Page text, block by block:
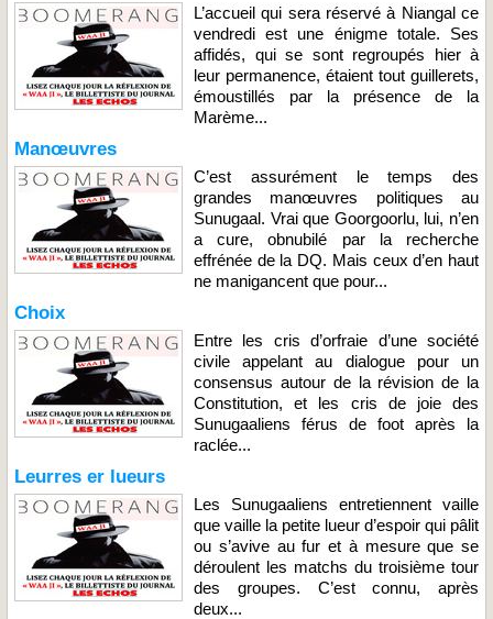
L’accueil qui sera réservé à Niangal ce
vendredi est une énigme totale. Ses
affidés, qui se sont regroupés hier à
leur permanence, étaient tout guillerets,
émoustillés par la présence de la
Marème...
Manœuvres
C’est assurément le temps des
grandes manœuvres politiques au
Sunugaal. Vrai que Goorgoorlu, lui, n’en
a cure, obnubilé par la recherche
effrénée de la DQ. Mais ceux d’en haut
ne manigancent que pour...
Choix
Entre les cris d’orfraie d’une société
civile appelant au dialogue pour un
consensus autour de la révision de la
Constitution, et les cris de joie des
Sunugaaliens férus de foot après la
raclée...
Leurres er lueurs
Les Sunugaaliens entretiennent vaille
que vaille la petite lueur d’espoir qui pâlit
ou s’avive au fur et à mesure que se
déroulent les matchs du troisième tour
des groupes. C’est connu, après
deux...